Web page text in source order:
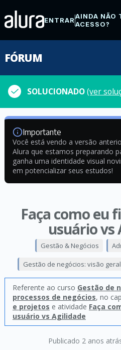
ENTRARAINDA NÃO
ACESSO?
FÓRUM
SOLUCIONADO(ver
Importante
Você está vendo a versão
Alura que estamos preparando
ganha uma identidade visual
em potencializar seus estudos!
Faça como eu
usuário vs
Publicado 2 anos
Gestão & Negócios
Gestão de negócios: visão
Referente ao curso Gestão de
processos de negócios, no
e projetos e atividade Faça
usuário vs Agilidade